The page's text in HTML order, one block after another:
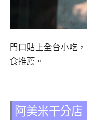
門口貼上全台小吃，
食推薦。
阿美米干分店